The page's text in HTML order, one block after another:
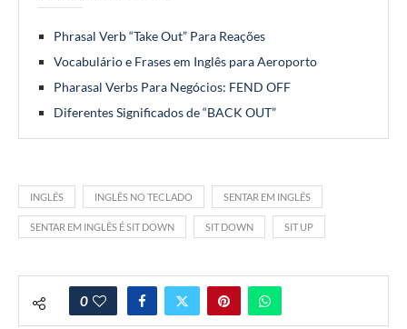
Phrasal Verb “Take Out” Para Reações
Vocabulário e Frases em Inglês para Aeroporto
Pharasal Verbs Para Negócios: FEND OFF
Diferentes Significados de “BACK OUT”
INGLÊS INGLÊS NO TECLADO SENTAR EM INGLÊS
SENTAR EM INGLÊS É SIT DOWN SIT DOWN SIT UP
0